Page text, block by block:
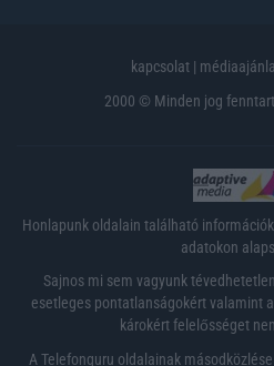
kapcsolat |
2000 © Minden jog
Honlapunk oldalain található
adatokon
Sajnos mi sem vagyunk
esetleges pontatlanságokért valamint
károkért felelősséget
A Telefonguru oldalainak